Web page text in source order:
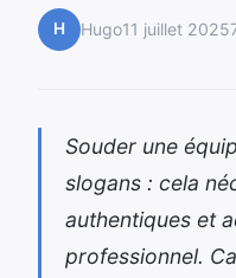
H Hugo11 juillet 2025
Souder une
slogans : cela
authentiques et
professionnel.